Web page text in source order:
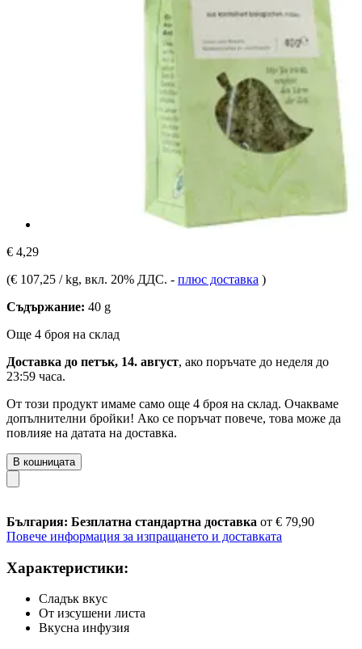
€ 4,29
(€ 107,25 / kg, вкл. 20% ДДС. - плюс доставка )
Съдържание: 40 g
Още 4 броя на склад
Доставка до петък, 14. август, ако поръчате до неделя до
23:59 часа.
От този продукт имаме само още 4 броя на склад. Очакваме
допълнителни бройки! Ако се поръчат повече, това може да
повлияе на датата на доставка.
В кошницата
България: Безплатна стандартна доставка от € 79,90
Повече информация за изпращането и доставката
Характеристики:
Сладък вкус
От изсушени листа
Вкусна инфузия